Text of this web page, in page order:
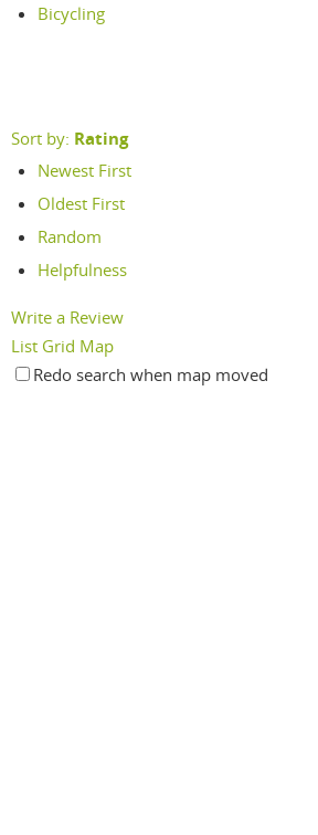
Bicycling
Sort by: Rating
Newest First
Oldest First
Random
Helpfulness
Write a Review
List Grid Map
Redo search when map moved